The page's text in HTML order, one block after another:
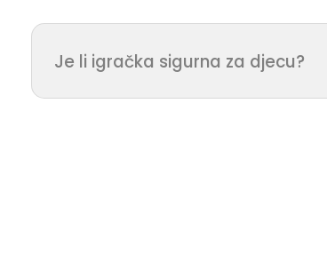
Je li igračka sigurna za djecu?